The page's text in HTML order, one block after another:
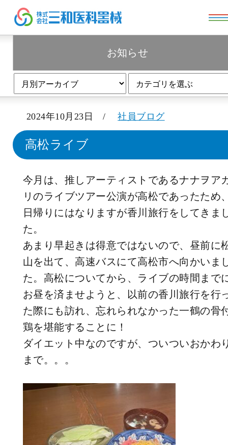
お知らせ
2024年10月23日 /社員ブログ
高松ライブ
今月は、推しアーティストであるナナヲア
リのライブツアー公演が高松であったため
日帰りにはなりますが香川旅行をしてきま
た。
あまり早起きは得意ではないので、昼前に
山を出て、高速バスにて高松市へ向かいま
た。高松についてから、ライブの時間まで
お昼を済ませようと、以前の香川旅行を行
た際にも訪れ、忘れられなかった一鶴の骨
鶏を堪能することに！
ダイエット中なのですが、ついついおかわ
まで。。。
お知らせ